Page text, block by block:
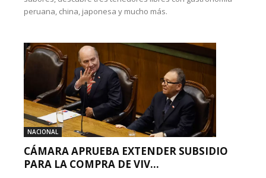
peruana, china, japonesa y mucho más.
NACIONAL
CÁMARA APRUEBA EXTENDER SUBSIDIO
PARA LA COMPRA DE VIV...